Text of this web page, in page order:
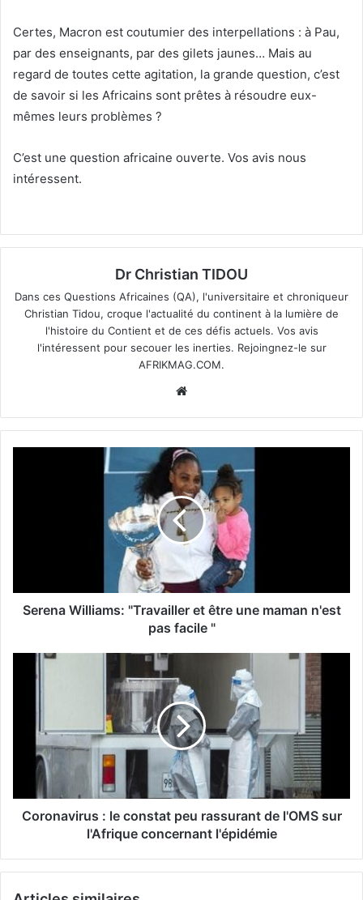
Certes, Macron est coutumier des interpellations : à Pau,
par des enseignants, par des gilets jaunes… Mais au
regard de toutes cette agitation, la grande question, c’est
de savoir si les Africains sont prêtes à résoudre eux-
mêmes leurs problèmes ?
C’est une question africaine ouverte. Vos avis nous
intéressent.
Dr Christian TIDOU
Dans ces Questions Africaines (QA), l'universitaire et chroniqueur
Christian Tidou, croque l'actualité du continent à la lumière de
l'histoire du Contient et de ces défis actuels. Vos avis
l'intéressent pour secouer les inerties. Rejoingnez-le sur
AFRIKMAG.COM.
Serena Williams: "Travailler et être une maman n'est
pas facile "
Coronavirus : le constat peu rassurant de l'OMS sur
l'Afrique concernant l'épidémie